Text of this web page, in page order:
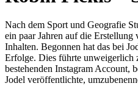
Nach dem Sport und Geografie
ein paar Jahren auf die
Inhalten. Begonnen hat das bei
Erfolge. Dies führte unweigerlich
bestehenden Instagram Account,
Jodel veröffentlichte,